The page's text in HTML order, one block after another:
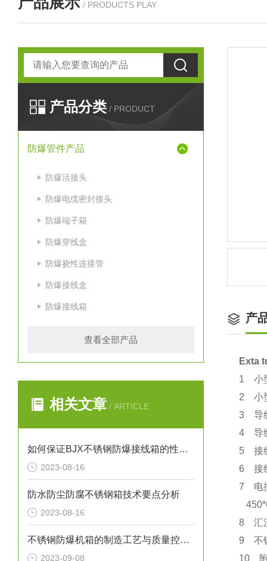
/ PRODUCTS PLAY
产品分类 / PRODUCT
防爆管件产品
防爆活接头
防爆电缆密封接头
防爆端子箱
防爆穿线盒
防爆挠性连接管
防爆接线盒
防爆接线箱
查看全部产品
相关文章 / ARTICLE
如何保证BJX不锈钢防爆接线箱的性能和安全性
2023-08-16
防水防尘防腐不锈钢箱技术要点分析
2023-08-16
不锈钢防爆机箱的制造工艺与质量控制要点
2023-09-08
产
Exta
1 小
2 小
3 导
4 导
5 接
6 接
7 电
8 汇
9 不
10